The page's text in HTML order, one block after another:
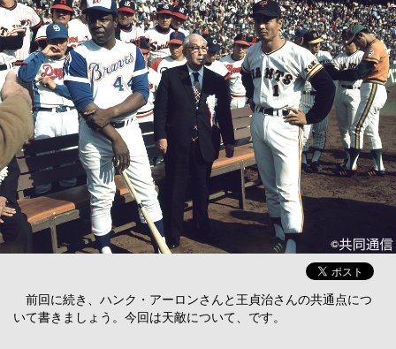
前回に続き、ハンク・アーロンさんと王貞治さんの共通点につ
いて書きましょう。今回は天敵について、です。